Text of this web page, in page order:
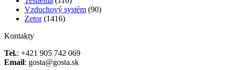
Vzduchový systém (90)
Zetor (1416)
Kontakty
Tel.: +421 905 742 069
Email: gosta@gosta.sk